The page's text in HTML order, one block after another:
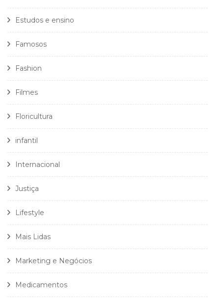
Estudos e ensino
Famosos
Fashion
Filmes
Floricultura
infantil
Internacional
Justiça
Lifestyle
Mais Lidas
Marketing e Negócios
Medicamentos